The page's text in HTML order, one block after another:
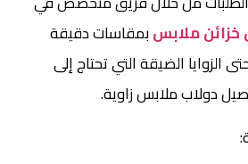
ملابسبمقاسات دقيقة
الضيقة التي تحتاج إلى
دولاب ملابس زاوية.